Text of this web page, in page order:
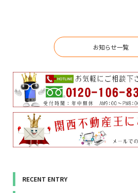
お知らせ一覧
RECENT ENTRY